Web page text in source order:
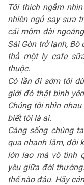
Tôi thích ngắm
nhiên ngủ say sưa
cái mõm dài
Sài Gòn trở lạnh,
thả một ly cafe
thuộc.
Có lần đi sớm tôi
giới đó thật bình
Chúng tôi nhìn
biết tôi là ai.
Càng sống chúng
qua nhanh lắm, đôi
lớn lao mà vô tình
yêu giữa đời
thế nào đâu. Hãy